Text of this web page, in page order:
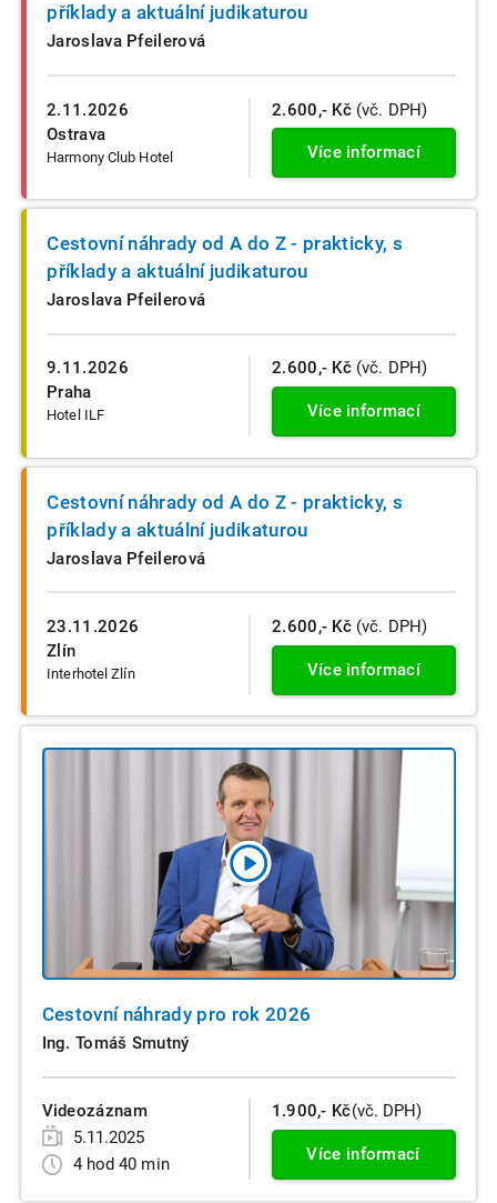
2.11.2026
Ostrava
Harmony Club Hotel
příklady a aktuální judikaturou
Jaroslava Pfeilerová
2.600,- Kč (vč. DPH)
Více informací
9.11.2026
Praha
Hotel ILF
Cestovní náhrady od A do Z - prakticky, s
příklady a aktuální judikaturou
Jaroslava Pfeilerová
2.600,- Kč (vč. DPH)
Více informací
23.11.2026
Zlín
Interhotel Zlín
Cestovní náhrady od A do Z - prakticky, s
příklady a aktuální judikaturou
Jaroslava Pfeilerová
2.600,- Kč (vč. DPH)
Více informací
Cestovní náhrady pro rok 2026
Ing. Tomáš Smutný
Videozáznam
5.11.2025
4 hod 40 min
1.900,- Kč(vč. DPH)
Více informací